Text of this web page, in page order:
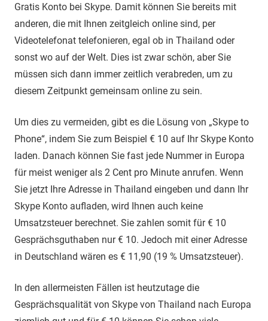
Gratis Konto bei Skype. Damit können Sie bereits mit
anderen, die mit Ihnen zeitgleich online sind, per
Videotelefonat telefonieren, egal ob in Thailand oder
sonst wo auf der Welt. Dies ist zwar schön, aber Sie
müssen sich dann immer zeitlich verabreden, um zu
diesem Zeitpunkt gemeinsam online zu sein.
Um dies zu vermeiden, gibt es die Lösung von „Skype to
Phone“, indem Sie zum Beispiel € 10 auf Ihr Skype Konto
laden. Danach können Sie fast jede Nummer in Europa
für meist weniger als 2 Cent pro Minute anrufen. Wenn
Sie jetzt Ihre Adresse in Thailand eingeben und dann Ihr
Skype Konto aufladen, wird Ihnen auch keine
Umsatzsteuer berechnet. Sie zahlen somit für € 10
Gesprächsguthaben nur € 10. Jedoch mit einer Adresse
in Deutschland wären es € 11,90 (19 % Umsatzsteuer).
In den allermeisten Fällen ist heutzutage die
Gesprächsqualität von Skype von Thailand nach Europa